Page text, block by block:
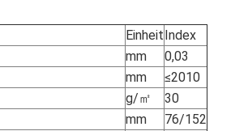
Einheit Index
mm
0,03
mm
≤2010
g/㎡
30
mm
76/152